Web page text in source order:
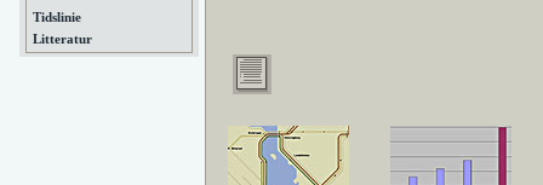
Tidslinie
Litteratur